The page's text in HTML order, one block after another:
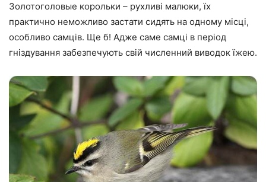
Золотоголовые корольки – рухливі малюки, їх
практично неможливо застати сидять на одному місці,
особливо самців. Ще б! Адже саме самці в період
гніздування забезпечують свій численний виводок їжею.